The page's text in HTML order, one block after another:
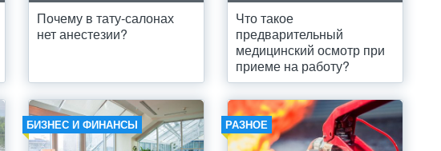
Почему в тату-салонах
нет анестезии?
Что такое
предварительный
медицинский осмотр при
приеме на работу?
БИЗНЕС И ФИНАНСЫ РАЗНОЕ